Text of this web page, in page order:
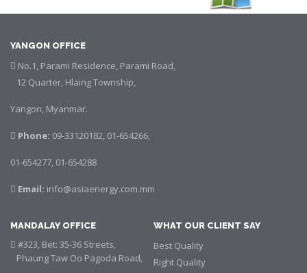
YANGON OFFICE
No.1, Parami Residence, Parami Road,
12 Quarter, Hlaing Township,
Yangon, Myanmar.
Phone: 09-33120182, 01-654266,
01-654277, 01-654288
Email: info@asiaenergy.com.mm
MANDALAY OFFICE
#323, Bet: 35-36 Streets,
Phaung Taw Oo Pagoda Road,
WHAT OUR CLIENT SAY
Best Quality
Right Quality